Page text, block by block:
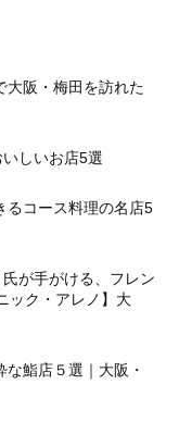
阪・梅田を訪れた
しいお店5選
コース料理の名店5
が手がける、フレン
ック・アレノ】大
鮨店５選｜大阪・